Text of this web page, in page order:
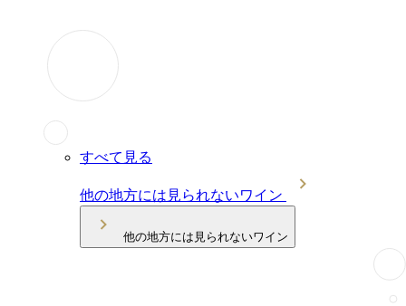
すべて見る
他の地方には見られないワイン
他の地方には見られないワイン